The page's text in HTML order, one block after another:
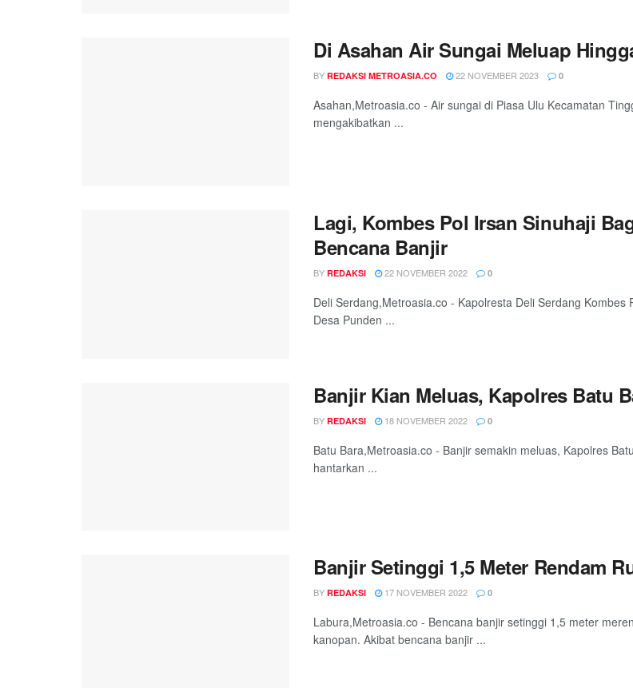
Di Asahan Air Sungai Meluap
BY REDAKSI METROASIA.CO 22 NOVEMBER 2023 0
Asahan,Metroasia.co - Air sungai di Piasa Ulu Kecamatan
mengakibatkan ...
Lagi, Kombes Pol Irsan Sinuhaji
Bencana Banjir
BY REDAKSI 22 NOVEMBER 2022 0
Deli Serdang,Metroasia.co - Kapolresta Deli Serdang
Desa Punden ...
Banjir Kian Meluas, Kapolres Batu
BY REDAKSI 18 NOVEMBER 2022 0
Batu Bara,Metroasia.co - Banjir semakin meluas, Kapolres
hantarkan ...
Banjir Setinggi 1,5 Meter Rendam
BY REDAKSI 17 NOVEMBER 2022 0
Labura,Metroasia.co - Bencana banjir setinggi 1,5 meter
kanopan. Akibat bencana banjir ...